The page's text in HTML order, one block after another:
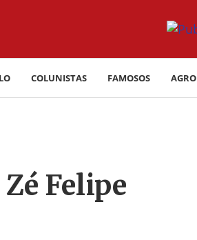
COLUNISTAS FAMOSOS AGRO
Felipe